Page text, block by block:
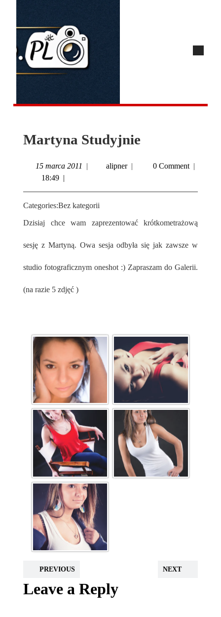
Martyna Studyjnie
15 marca 2011 | alipner | 0 Comment |
18:49 |
Categories:Bez kategorii
Dzisiaj chce wam zaprezentować krótkometrażową
sesję z Martyną. Owa sesja odbyła się jak zawsze w
studio fotograficznym oneshot :) Zapraszam do Galerii.
(na razie 5 zdjęć )
PREVIOUS NEXT
Leave a Reply